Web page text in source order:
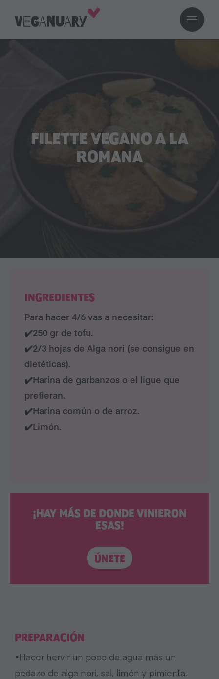
FILETTE VEGANO A LA
ROMANA
¡HAY MÁS DE DONDE VINIERON
ESAS!
ÚNETE
INGREDIENTES
Para hacer 4/6 vas a necesitar:
✔️250 gr de tofu.
✔️2/3 hojas de Alga nori (se consigue en
dietéticas).
✔️Harina de garbanzos o el ligue que
prefieran.
✔️Harina común o de arroz.
✔️Limón.
PREPARACIÓN
•Hacer hervir un poco de agua más un
pedazo de alga nori, sal, limón y pimienta.